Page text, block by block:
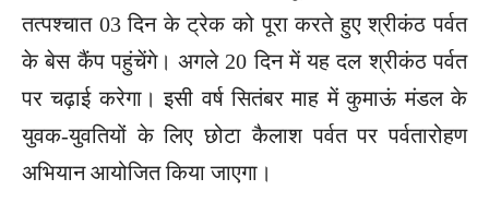
तत्पश्चात 03 दिन के ट्रेक को पूरा करते हुए श्रीकंठ पर्वत
के बेस कैंप पहुंचेंगे। अगले 20 दिन में यह दल श्रीकंठ पर्वत
पर चढ़ाई करेगा। इसी वर्ष सितंबर माह में कुमाऊं मंडल के
युवक-युवतियों के लिए छोटा कैलाश पर्वत पर पर्वतारोहण
अभियान आयोजित किया जाएगा।